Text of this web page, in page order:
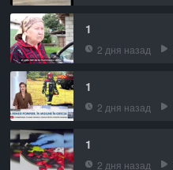
1
2 дня назад
1
2 дня назад
1
2 дня назад